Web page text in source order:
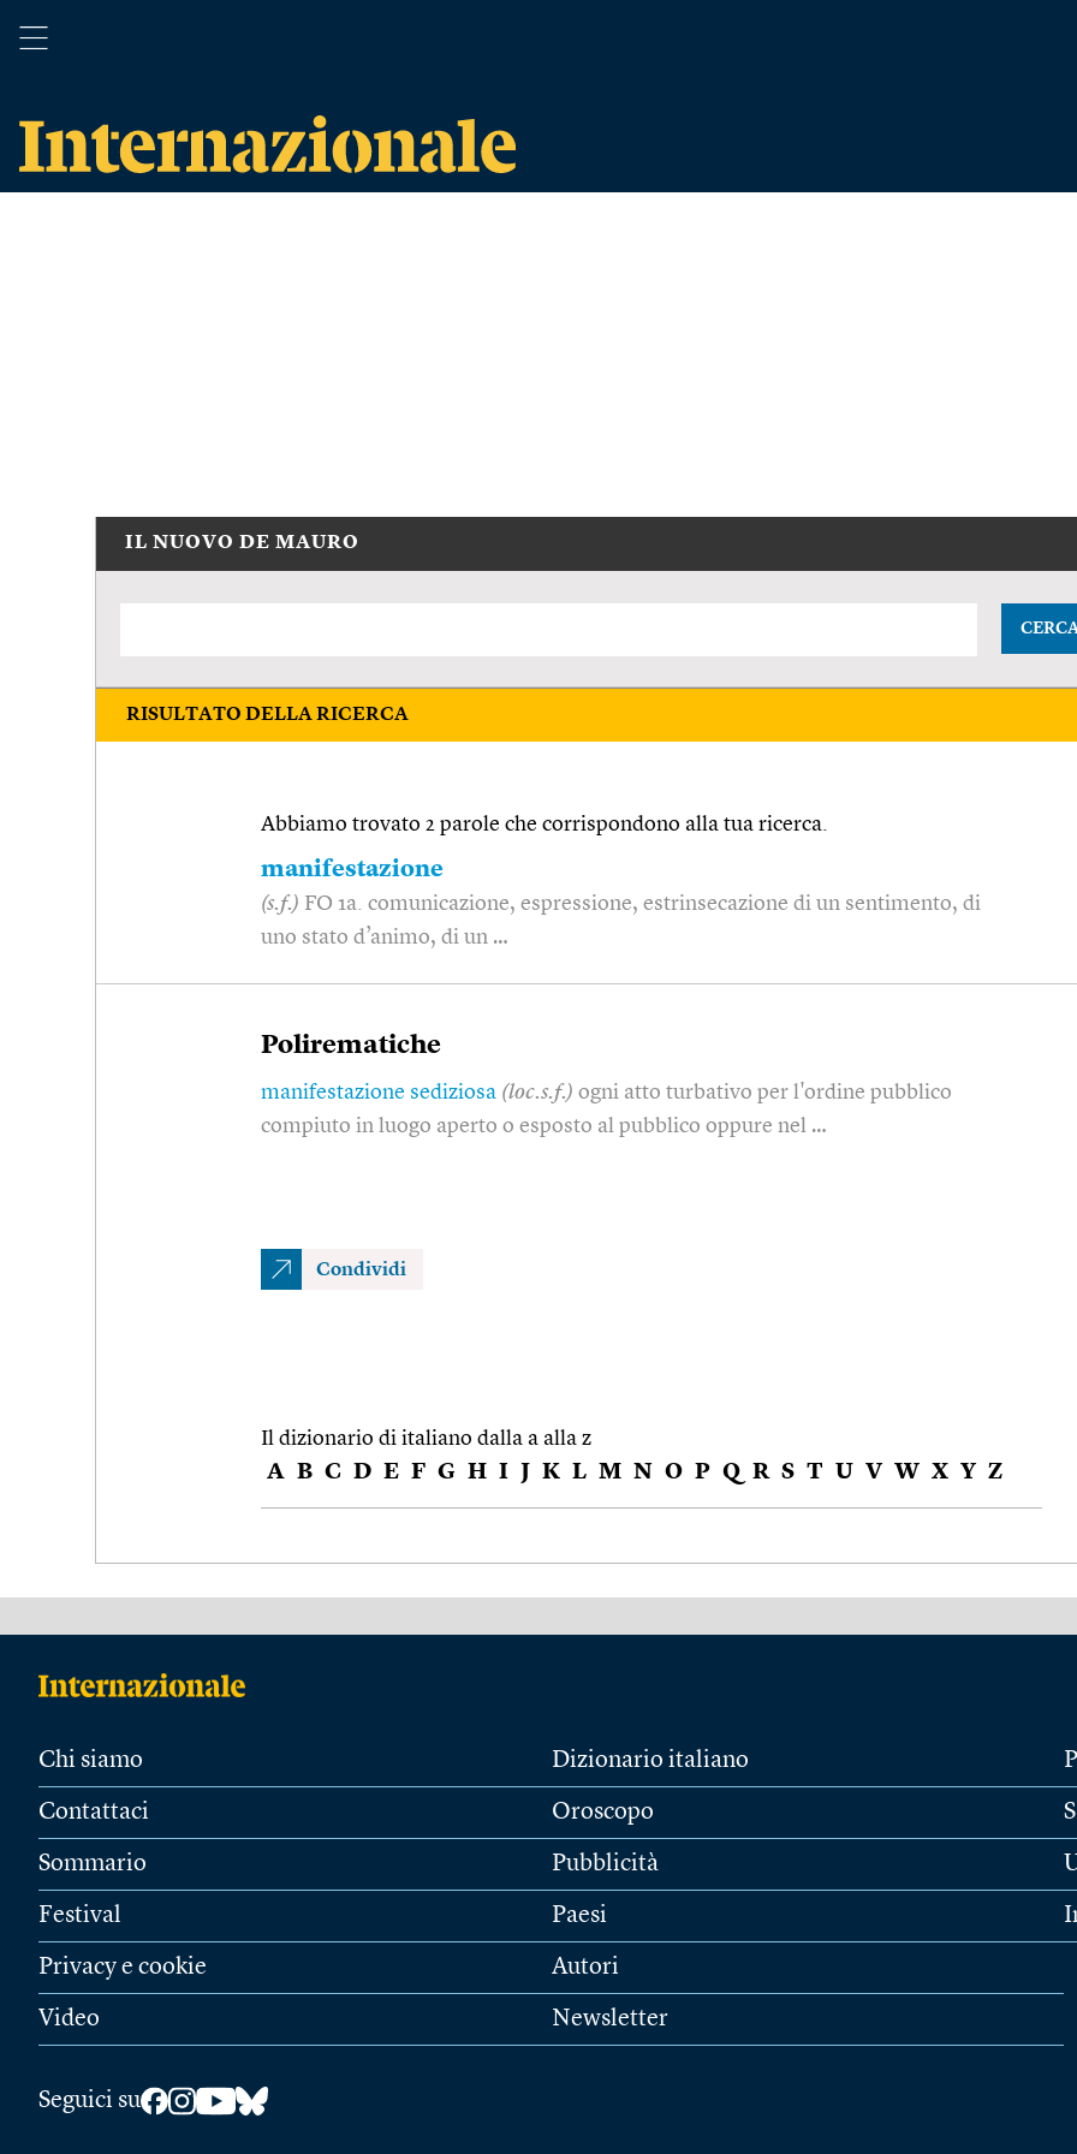
IL NUOVO DE MAURO
CERCA
RISULTATO DELLA RICERCA
Abbiamo trovato 2 parole che corrispondono alla tua ricerca.
manifestazione
(s.f.) FO 1a. comunicazione, espressione, estrinsecazione di un sentimento, di
uno stato d’animo, di un …
Polirematiche
manifestazione sediziosa (loc.s.f.) ogni atto turbativo per l'ordine pubblico
compiuto in luogo aperto o esposto al pubblico oppure nel …
Condividi
Il dizionario di italiano dalla a alla z
A B C D E F G H I J K L M N O P Q R S T U V W X Y Z
Chi siamo
Contattaci
Sommario
Festival
Privacy e cookie
Video
Dizionario italiano
Oroscopo
Pubblicità
Paesi
Autori
Newsletter
Seguici su